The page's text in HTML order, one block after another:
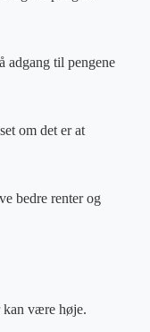
adgang til pengene
om det er at
bedre renter og
kan være høje.